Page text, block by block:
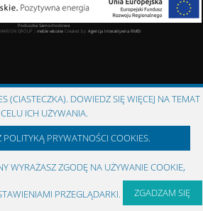
Poduszka Samochodowa
GROUP ::meble włoskieCreated by:Agencja Interaktywna RMBi
(CIASTECZKA). DOWIEDZ SIĘ WIĘCEJ NA TEMAT
CELU ICH UŻYWANIA.
POLITYKĄ PRYWATNOŚCI COOKIES.
WYRAŻASZ ZGODĘ NA UŻYWANIE COOKIE,
PRZEGLĄDARKI. ZGADZAM SIĘ